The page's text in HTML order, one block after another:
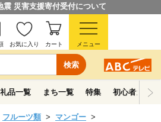
震 災害支援寄付受付について
検索
お気に入り カート メニュー
品一覧 まち一覧 特集 初心者ガイド
フルーツ類
マンゴー